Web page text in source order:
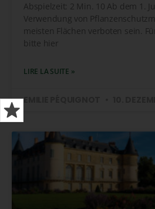
Abspielzeit: 2 Min. 10 Ab dem 1.
Verwendung von
meisten Flächen verboten sein.
bitte hier
LIRE LA SUITE »